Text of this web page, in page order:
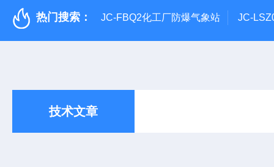
热门搜索： JC-FBQ2化工厂防爆气象站 JC-
技术文章